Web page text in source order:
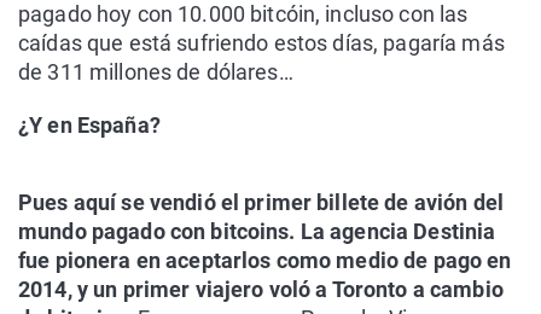
pagado hoy con 10.000 bitcóin, incluso con las
caídas que está sufriendo estos días, pagaría más
de 311 millones de dólares…
¿Y en España?
Pues aquí se vendió el primer billete de avión del
mundo pagado con bitcoins. La agencia Destinia
fue pionera en aceptarlos como medio de pago en
2014, y un primer viajero voló a Toronto a cambio